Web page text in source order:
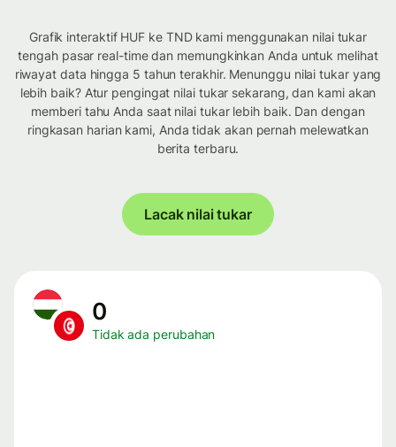
Grafik interaktif HUF ke TND kami menggunakan nilai tukar
tengah pasar real-time dan memungkinkan Anda untuk melihat
riwayat data hingga 5 tahun terakhir. Menunggu nilai tukar yang
lebih baik? Atur pengingat nilai tukar sekarang, dan kami akan
memberi tahu Anda saat nilai tukar lebih baik. Dan dengan
ringkasan harian kami, Anda tidak akan pernah melewatkan
berita terbaru.
Lacak nilai tukar
0
Tidak ada perubahan